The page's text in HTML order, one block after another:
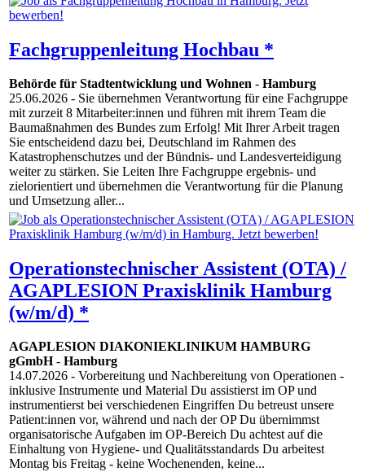
Fachgruppenleitung Hochbau *
Behörde für Stadtentwicklung und Wohnen - Hamburg
25.06.2026 - Sie übernehmen Verantwortung für eine Fachgruppe
mit zurzeit 8 Mitarbeiter:innen und führen mit ihrem Team die
Baumaßnahmen des Bundes zum Erfolg! Mit Ihrer Arbeit tragen
Sie entscheidend dazu bei, Deutschland im Rahmen des
Katastrophenschutzes und der Bündnis- und Landesverteidigung
weiter zu stärken. Sie Leiten Ihre Fachgruppe ergebnis- und
zielorientiert und übernehmen die Verantwortung für die Planung
und Umsetzung aller...
Operationstechnischer Assistent (OTA) /
AGAPLESION Praxisklinik Hamburg
(w/m/d) *
AGAPLESION DIAKONIEKLINIKUM HAMBURG
gGmbH- Hamburg
14.07.2026 - Vorbereitung und Nachbereitung von Operationen -
inklusive Instrumente und Material Du assistierst im OP und
instrumentierst bei verschiedenen Eingriffen Du betreust unsere
Patient:innen vor, während und nach der OP Du übernimmst
organisatorische Aufgaben im OP-Bereich Du achtest auf die
Einhaltung von Hygiene- und Qualitätsstandards Du arbeitest
Montag bis Freitag - keine Wochenenden, keine...